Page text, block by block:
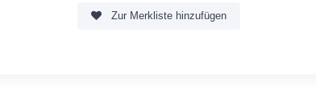
Zur Merkliste hinzufügen